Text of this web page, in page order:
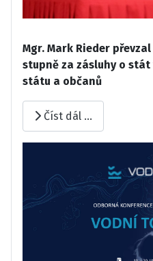
Mgr. Mark Rieder
stupně za zásluhy o
státu a občanů
Číst dál …